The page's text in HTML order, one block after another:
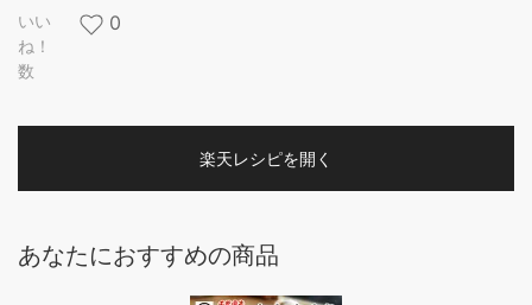
いい
ね！
数
0
楽天レシピを開く
あなたにおすすめの商品